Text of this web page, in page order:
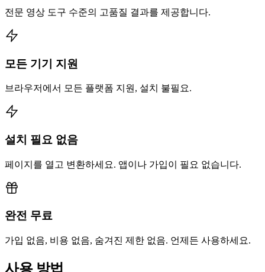
전문 영상 도구 수준의 고품질 결과를 제공합니다.
모든 기기 지원
브라우저에서 모든 플랫폼 지원, 설치 불필요.
설치 필요 없음
페이지를 열고 변환하세요. 앱이나 가입이 필요 없습니다.
완전 무료
가입 없음, 비용 없음, 숨겨진 제한 없음. 언제든 사용하세요.
사용 방법